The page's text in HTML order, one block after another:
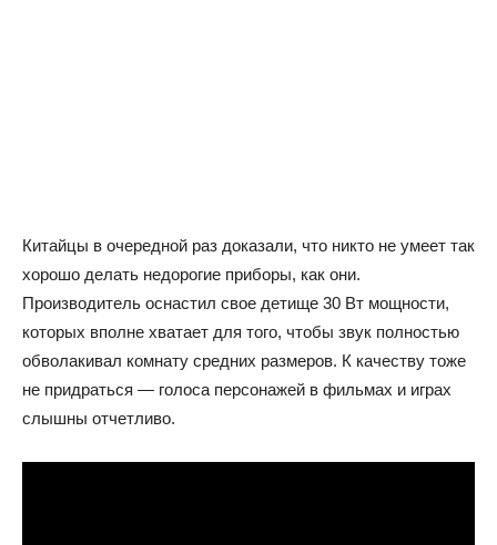
Китайцы в очередной раз доказали, что никто не умеет так
хорошо делать недорогие приборы, как они.
Производитель оснастил свое детище 30 Вт мощности,
которых вполне хватает для того, чтобы звук полностью
обволакивал комнату средних размеров. К качеству тоже
не придраться — голоса персонажей в фильмах и играх
слышны отчетливо.